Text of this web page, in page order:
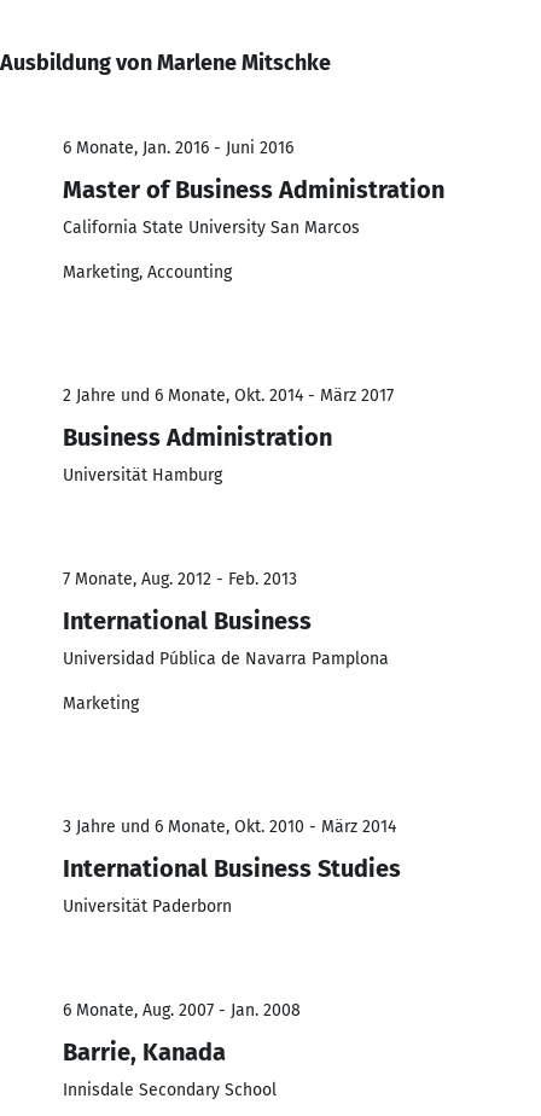
Ausbildung von Marlene Mitschke
6 Monate, Jan. 2016 - Juni 2016
Master of Business Administration
California State University San Marcos
Marketing, Accounting
2 Jahre und 6 Monate, Okt. 2014 - März 2017
Business Administration
Universität Hamburg
7 Monate, Aug. 2012 - Feb. 2013
International Business
Universidad Pública de Navarra Pamplona
Marketing
3 Jahre und 6 Monate, Okt. 2010 - März 2014
International Business Studies
Universität Paderborn
6 Monate, Aug. 2007 - Jan. 2008
Barrie, Kanada
Innisdale Secondary School